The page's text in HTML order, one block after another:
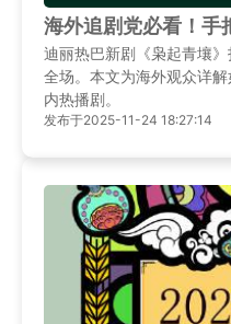
海外追剧党必看！手
迪丽热巴新剧《枭起青壤
全场。本文为海外观众详
内热播剧。
发布于2025-11-24 18:27:14